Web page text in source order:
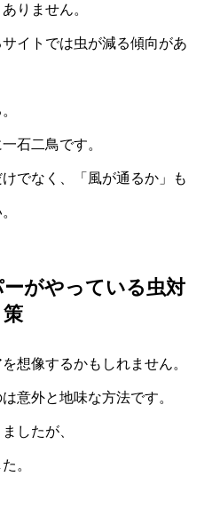
りません。
イトでは虫が減る傾向があ
石二鳥です。
でなく、「風が通るか」も
がやっている虫対
策
想像するかもしれません。
意外と地味な方法です。
したが、
。